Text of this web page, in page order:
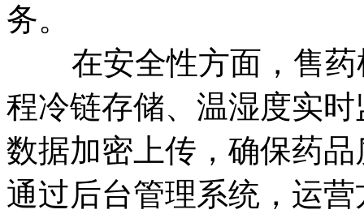
务。
在安全性方面，售药
程冷链存储、温湿度实
数据加密上传，确保药
通过后台管理系统，运